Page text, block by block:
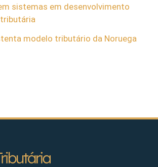
sistemas em desenvolvimento
modelo tributário da Noruega